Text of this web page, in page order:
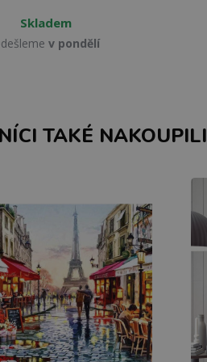
Skladem
v pondělí
TAKÉ NAKOUPILI